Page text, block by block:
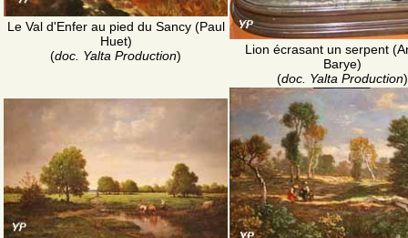
Le Val d'Enfer au pied du Sancy (Paul
Huet)
(doc. Yalta Production)
Lion écrasant un serpent
Barye)
(doc. Yalta Production)